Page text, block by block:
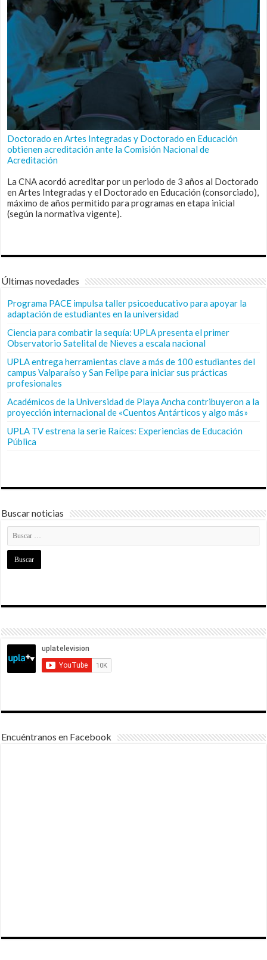
Doctorado en Artes Integradas y Doctorado en Educación
obtienen acreditación ante la Comisión Nacional de
Acreditación
La CNA acordó acreditar por un periodo de 3 años al Doctorado
en Artes Integradas y el Doctorado en Educación (consorciado),
máximo de años permitido para programas en etapa inicial
(según la normativa vigente).
Últimas novedades
Programa PACE impulsa taller psicoeducativo para apoyar la
adaptación de estudiantes en la universidad
Ciencia para combatir la sequía: UPLA presenta el primer
Observatorio Satelital de Nieves a escala nacional
UPLA entrega herramientas clave a más de 100 estudiantes del
campus Valparaíso y San Felipe para iniciar sus prácticas
profesionales
Académicos de la Universidad de Playa Ancha contribuyeron a la
proyección internacional de «Cuentos Antárticos y algo más»
UPLA TV estrena la serie Raíces: Experiencias de Educación
Pública
Buscar noticias
Encuéntranos en Facebook